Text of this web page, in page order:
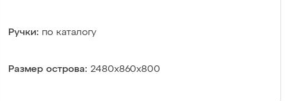
Ручки: по каталогу
Размер острова: 2480х860х800